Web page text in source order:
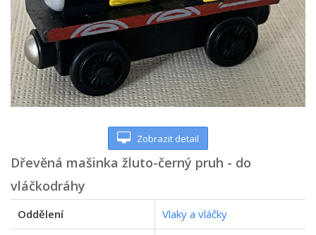
Zobrazit detail
Dřevěná mašinka žluto-černý pruh - do
vláčkodráhy
Oddělení Vlaky a vláčky